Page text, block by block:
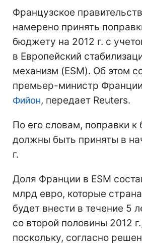
Французское
намерено принять
бюджету на 2012 г. с
в Европейский
механизм (ESM). Об этом
премьер-министр
Фийон, передает Reuters.
По его словам, поправки
должны быть приняты в
г.
Доля Франции в ESM
млрд евро, которые
будет внести в течение 5
со второй половины 2012
поскольку, согласно